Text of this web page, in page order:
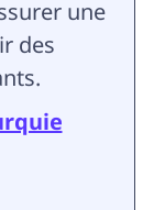
une
des